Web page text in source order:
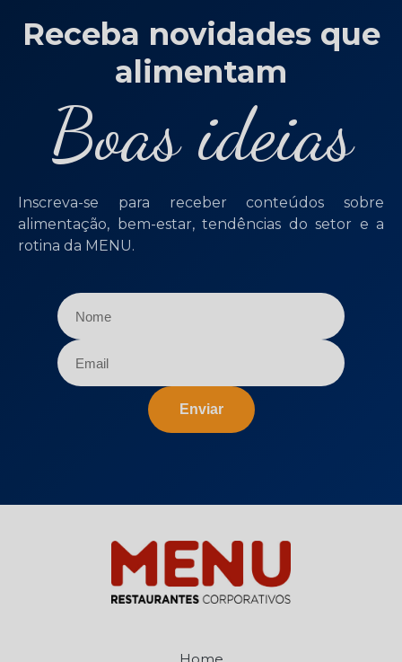
Receba novidades que
alimentam
Boas ideias
Inscreva-se para receber conteúdos sobre
alimentação, bem-estar, tendências do setor e a
rotina da MENU.
Enviar